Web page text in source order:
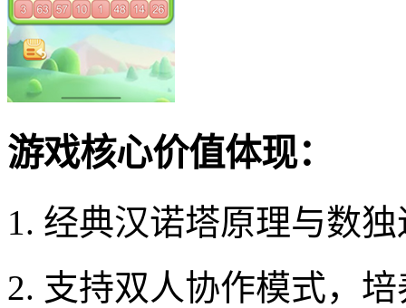
游戏核心价值体现：
1. 经典汉诺塔原理与数
2. 支持双人协作模式，